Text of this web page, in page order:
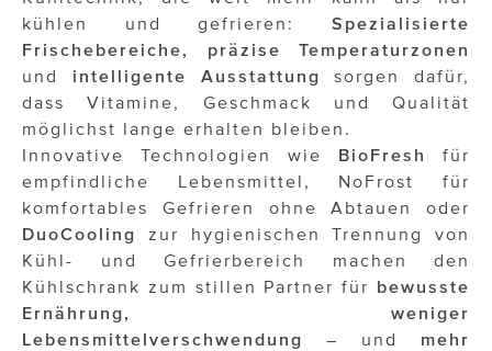
kühlen und gefrieren: Spezialisierte
Frischebereiche, präzise Temperaturzonen
und intelligente Ausstattung sorgen dafür,
dass Vitamine, Geschmack und Qualität
möglichst lange erhalten bleiben.
Innovative Technologien wie BioFresh
für
empfindliche Lebensmittel, NoFrost für
komfortables Gefrieren ohne Abtauen oder
DuoCooling
zur hygienischen Trennung von
Kühl- und Gefrierbereich machen den
Kühlschrank zum stillen Partner für bewusste
Ernährung, weniger
Lebensmittelverschwendung
– und mehr